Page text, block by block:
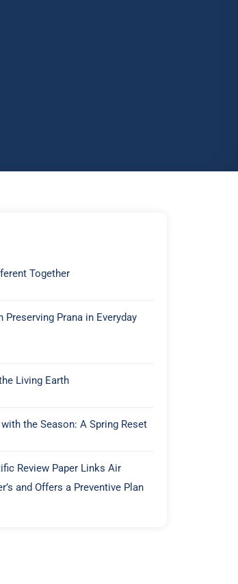
Together
Prana in Everyday
Living Earth
the Season: A Spring Reset
Review Paper Links Air
and Offers a Preventive Plan